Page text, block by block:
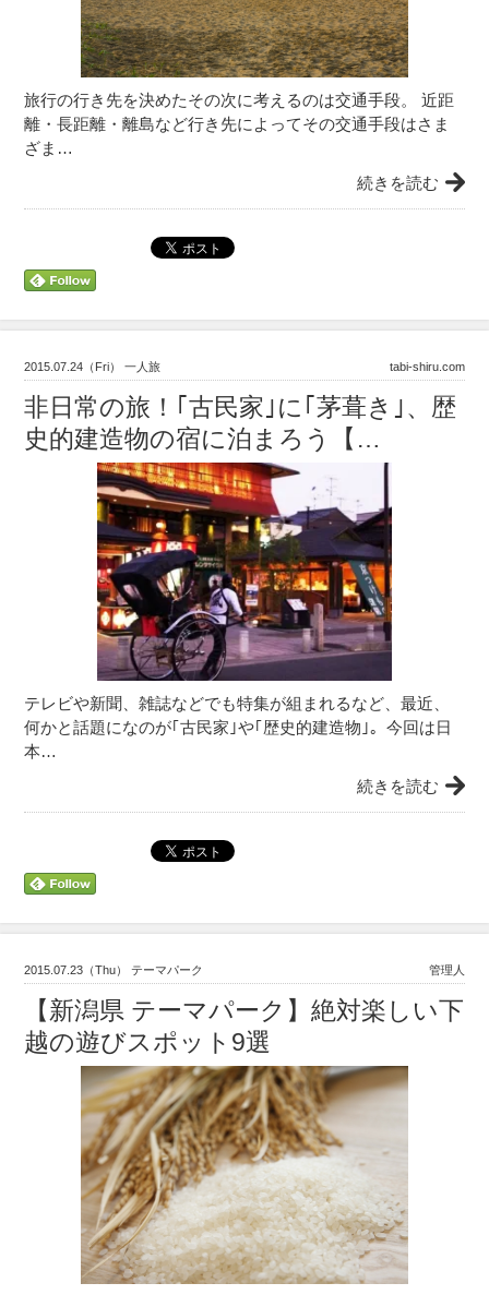
旅行の行き先を決めたその次に考えるのは交通手段。 近距
離・長距離・離島など行き先によってその交通手段はさま
ざま…
続きを読む
2015.07.24（Fri） 一人旅 tabi-shiru.com
非日常の旅！｢古民家｣に｢茅葺き｣、歴
史的建造物の宿に泊まろう【…
テレビや新聞、雑誌などでも特集が組まれるなど、最近、
何かと話題になのが｢古民家｣や｢歴史的建造物｣。今回は日
本…
続きを読む
2015.07.23（Thu） テーマパーク 管理人
【新潟県 テーマパーク】絶対楽しい下
越の遊びスポット9選